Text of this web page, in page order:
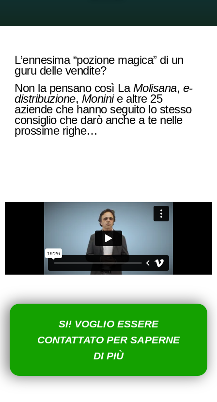
L’ennesima “pozione magica” di un
guru delle vendite?
Non la pensano così La Molisana, e-
distribuzione, Moninie altre 25
aziende che hanno seguito lo stesso
consiglio che darò anche a te nelle
prossime righe…
SI! VOGLIO ESSERE
CONTATTATO PER SAPERNE
DI PIÙ